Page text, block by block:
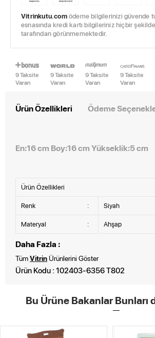
Vitrinkutu.comödeme bilgilerinizi güvende
esnasında kredi kartı bilgileriniz hiçbir
tarafından görünmemektedir.
9 Taksite
Varan
9 Taksite
Varan
9 Taksite
Varan
9 Taksite
Varan
Ürün Özellikleri Ödeme
En:16 cm Boy:16 cm Yükseklik:5 cm
Ürün Özellikleri
Renk : Siyah
Materyal : Ahşap
Daha Fazla :
TümVitrin Ürünlerini Göster
Ürün Kodu : 102403-6356 T802
Bu Ürüne Bakanlar Bunları